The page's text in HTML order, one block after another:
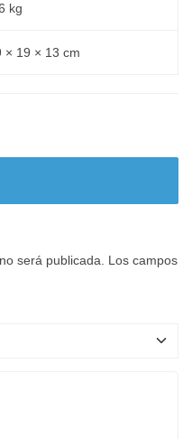
kg
× 19 × 13 cm
será publicada.
Los campos